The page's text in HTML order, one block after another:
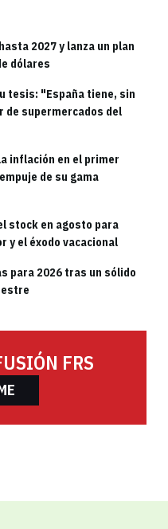
2027 y lanza un plan
dólares
tesis: "España tiene, sin
de supermercados del
inflación en el primer
de su gama
stock en agosto para
y el éxodo vacacional
para 2026 tras un sólido
FRS